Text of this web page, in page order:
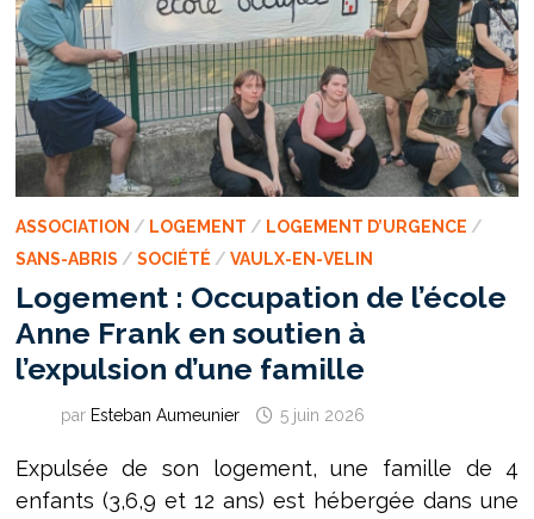
ASSOCIATION / LOGEMENT / LOGEMENT D’URGENCE /
SANS-ABRIS / SOCIÉTÉ / VAULX-EN-VELIN
Logement : Occupation de l’école
Anne Frank en soutien à
l’expulsion d’une famille
par Esteban Aumeunier 5 juin 2026
Expulsée de son logement, une famille de 4
enfants (3,6,9 et 12 ans) est hébergée dans une